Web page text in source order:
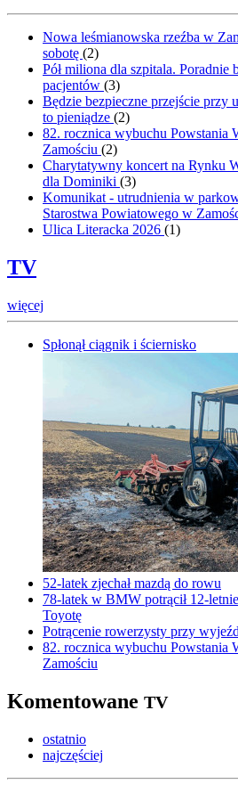
Nowa leśmianowska rzeźba w
sobotę (2)
Pół miliona dla szpitala. Poradnie
pacjentów (3)
Będzie bezpieczne przejście przy
to pieniądze (2)
82. rocznica wybuchu Powstania
Zamościu (2)
Charytatywny koncert na Rynku
dla Dominiki (3)
Komunikat - utrudnienia w
Starostwa Powiatowego w
Ulica Literacka 2026 (1)
TV
więcej
Spłonął ciągnik i ściernisko
52-latek zjechał mazdą do rowu
78-latek w BMW potrącił 12-
Toyotę
Potrącenie rowerzysty przy
82. rocznica wybuchu Powstania
Zamościu
Komentowane TV
ostatnio
najczęściej